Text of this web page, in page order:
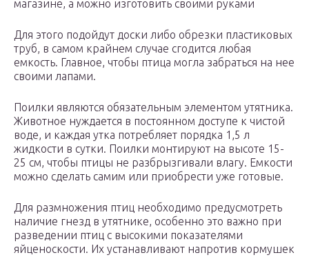
магазине, а можно изготовить своими руками
Для этого подойдут доски либо обрезки пластиковых
труб, в самом крайнем случае сгодится любая
емкость. Главное, чтобы птица могла забраться на нее
своими лапами.
Поилки являются обязательным элементом утятника.
Животное нуждается в постоянном доступе к чистой
воде, и каждая утка потребляет порядка 1,5 л
жидкости в сутки. Поилки монтируют на высоте 15-
25 см, чтобы птицы не разбрызгивали влагу. Емкости
можно сделать самим или приобрести уже готовые.
Для размножения птиц необходимо предусмотреть
наличие гнезд в утятнике, особенно это важно при
разведении птиц с высокими показателями
яйценоскости. Их устанавливают напротив кормушек